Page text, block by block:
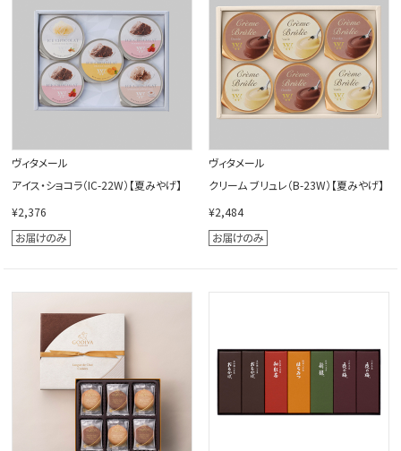
ヴィタメール
アイス・ショコラ（IC-22W）【夏みやげ】
¥2,376
ヴィタメール
クリーム ブリュレ（B-23W）【夏みやげ】
¥2,484